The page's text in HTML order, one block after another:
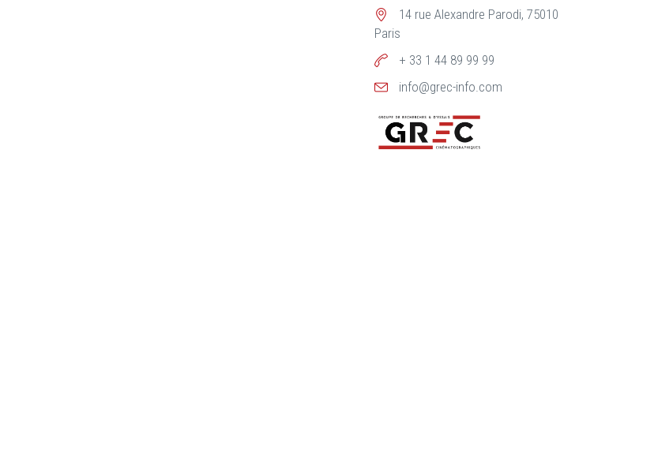
14 rue Alexandre Parodi, 75010
Paris
+ 33 1 44 89 99 99
info@grec-info.com